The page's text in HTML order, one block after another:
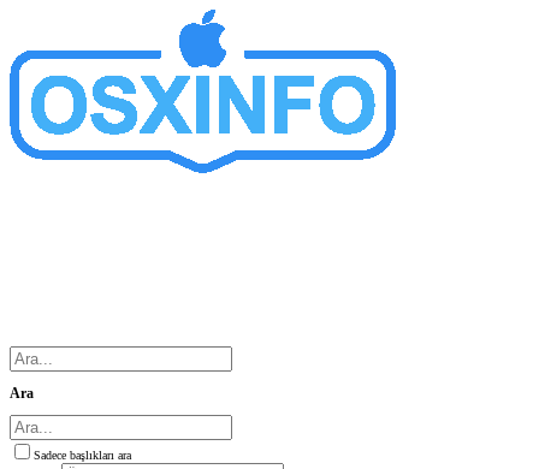
Ara
Sadece başlıkları ara